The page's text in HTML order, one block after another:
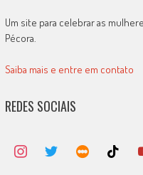
Um site para celebrar as
Pécora.
Saiba mais e entre em contato
REDES SOCIAIS